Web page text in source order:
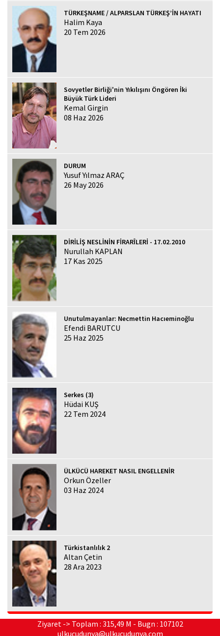
TÜRKEŞNAME / ALPARSLAN TÜRKEŞ’İN HAYATI
Halim Kaya
20 Tem 2026
Sovyetler Birliği'nin Yıkılışını Öngören İki
Büyük Türk Lideri
Kemal Girgin
08 Haz 2026
DURUM
Yusuf Yılmaz ARAÇ
26 May 2026
DİRİLİŞ NESLİNİN FİRARÎLERİ - 17.02.2010
Nurullah KAPLAN
17 Kas 2025
Unutulmayanlar: Necmettin Hacıeminoğlu
Efendi BARUTCU
25 Haz 2025
Serkes (3)
Hüdai KUŞ
22 Tem 2024
ÜLKÜCÜ HAREKET NASIL ENGELLENİR
Orkun Özeller
03 Haz 2024
Türkistanlılık 2
Altan Çetin
28 Ara 2023
Ziyaret -> Toplam : 315,49 M - Bugn : 107102
ulkucudunya@ulkucudunya.com